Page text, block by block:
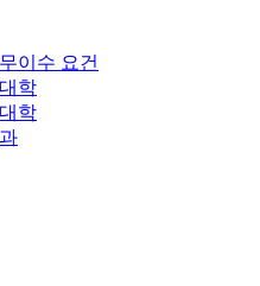
이수 요건
학
학